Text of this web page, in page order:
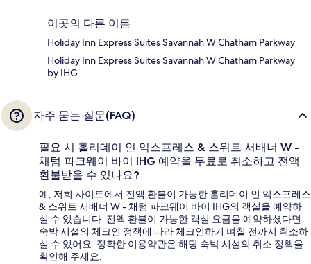
이곳의 다른 이름
Holiday Inn Express Suites Savannah W Chatham Parkway
Holiday Inn Express Suites Savannah W Chatham Parkway
by IHG
자주 묻는 질문(FAQ)
필요 시 홀리데이 인 익스프레스 & 스위트 서배너 W -
채텀 파크웨이 바이 IHG 예약을 무료로 취소하고 전액
환불받을 수 있나요?
예, 저희 사이트에서 전액 환불이 가능한 홀리데이 인 익스프레스
& 스위트 서배너 W - 채텀 파크웨이 바이 IHG의 객실을 예약하
실 수 있습니다. 전액 환불이 가능한 객실 요금을 예약하셨다면
숙박 시설의 체크인 정책에 따라 체크인하기 며칠 전까지 취소하
실 수 있어요. 정확한 이용약관은 해당 숙박 시설의 취소 정책을
확인해 주세요.